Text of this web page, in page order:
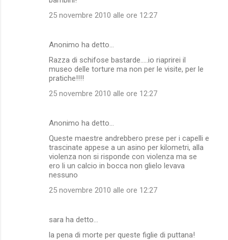
25 novembre 2010 alle ore 12:27
Anonimo ha detto…
Razza di schifose bastarde.....io riaprirei il
museo delle torture ma non per le visite, per le
pratiche!!!!
25 novembre 2010 alle ore 12:27
Anonimo ha detto…
Queste maestre andrebbero prese per i capelli e
trascinate appese a un asino per kilometri, alla
violenza non si risponde con violenza ma se
ero li un calcio in bocca non glielo levava
nessuno
25 novembre 2010 alle ore 12:27
sara ha detto…
la pena di morte per queste figlie di puttana!